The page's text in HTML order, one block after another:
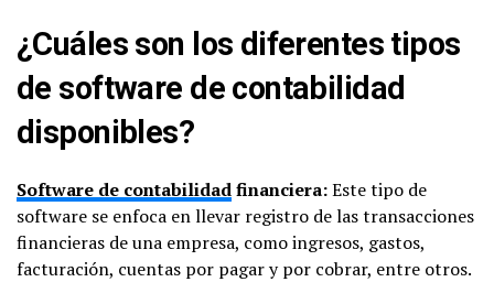
¿Cuáles son los diferentes tipos
de software de contabilidad
disponibles?
Software de contabilidadfinanciera:Este tipo de
software se enfoca en llevar registro de las transacciones
financieras de una empresa, como ingresos, gastos,
facturación, cuentas por pagar y por cobrar, entre otros.